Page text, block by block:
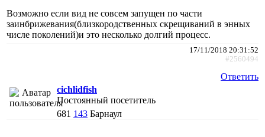
Возможно если вид не совсем запущен по части
заинбрижевания(близкородственных скрещиваний в энных
числе поколений)и это несколько долгий процесс.
17/11/2018 20:31:52
#2560494
Ответить
cichlidfish
Постоянный посетитель
681 143 Барнаул